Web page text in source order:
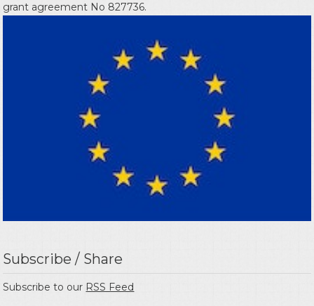
grant agreement No 827736.
Subscribe / Share
Subscribe to our RSS Feed